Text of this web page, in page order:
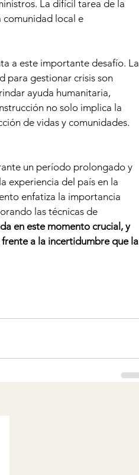
La difícil tarea de la
local e
a este importante desafío. La
para gestionar crisis son
ayuda humanitaria,
no solo implica la
de vidas y comunidades.
un período prolongado y
experiencia del país en la
enfatiza la importancia
las técnicas de
en este momento crucial, y
a la incertidumbre que la